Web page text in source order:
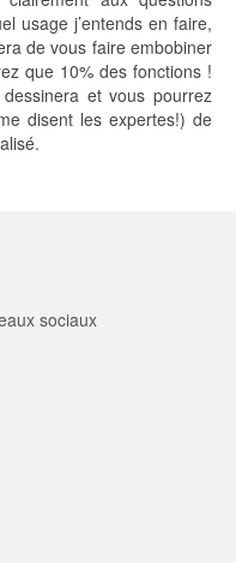
usage j’entends en faire,
de vous faire embobiner
que 10% des fonctions !
et vous pourrez
disent les expertes!) de
sociaux